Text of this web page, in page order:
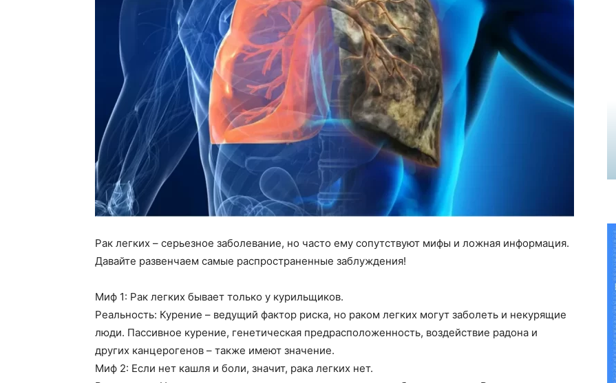
Рак легких – серьезное заболевание, но часто ему сопутствуют мифы и ложная информация.
Давайте развенчаем самые распространенные заблуждения!
Миф 1: Рак легких бывает только у курильщиков.
Реальность: Курение – ведущий фактор риска, но раком легких могут заболеть и некурящие
люди. Пассивное курение, генетическая предрасположенность, воздействие радона и
других канцерогенов – также имеют значение.
Миф 2: Если нет кашля и боли, значит, рака легких нет.